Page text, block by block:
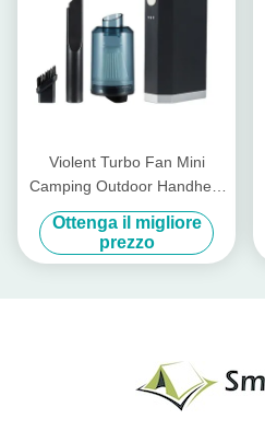
Violent Turbo Fan Mini
Camping Outdoor Handheld
Remotion di polvere ad alta
velocità Camping regolabile
per accessori di campeggio
Ottenga il migliore
prezzo